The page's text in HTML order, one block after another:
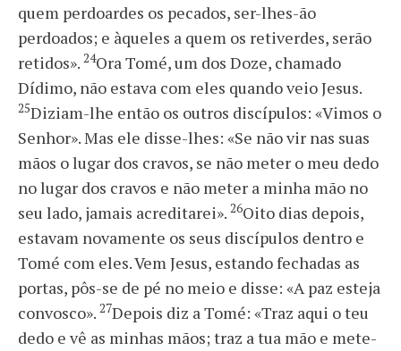
quem perdoardes os pecados, ser-lhes-ão
perdoados; e àqueles a quem os retiverdes, serão
retidos». 24Ora Tomé, um dos Doze, chamado
Dídimo, não estava com eles quando veio Jesus.
25Diziam-lhe então os outros discípulos: «Vimos o
Senhor». Mas ele disse-lhes: «Se não vir nas suas
mãos o lugar dos cravos, se não meter o meu dedo
no lugar dos cravos e não meter a minha mão no
seu lado, jamais acreditarei». 26Oito dias depois,
estavam novamente os seus discípulos dentro e
Tomé com eles. Vem Jesus, estando fechadas as
portas, pôs-se de pé no meio e disse: «A paz esteja
convosco». 27Depois diz a Tomé: «Traz aqui o teu
dedo e vê as minhas mãos; traz a tua mão e mete-